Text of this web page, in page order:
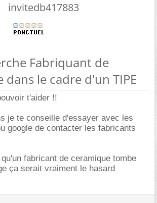
invitedb417883
Fabriquant de
dans le cadre d'un TIPE
t'aider !!
je te conseille d'essayer avec les
google de contacter les fabricants
fabricant de ceramique tombe
ça serait vraiment le hasard